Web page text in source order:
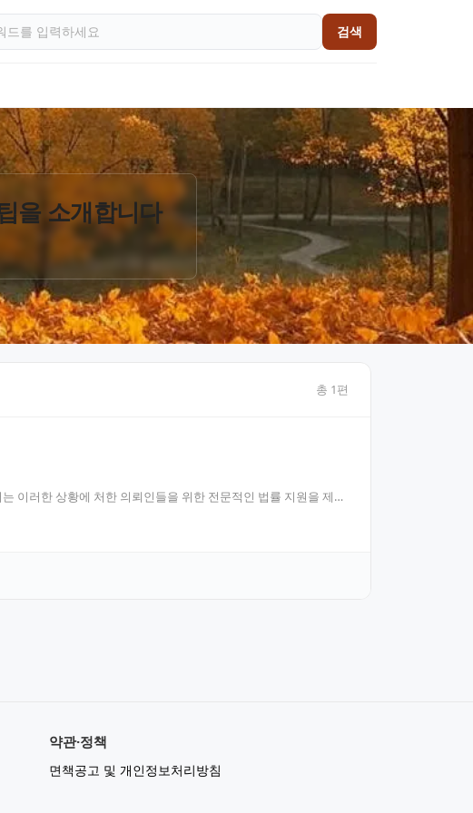
검색
을 소개합니다
총 1편
이러한 상황에 처한 의뢰인들을 위한 전문적인 법률 지원을 제공
약관·정책
면책공고 및 개인정보처리방침